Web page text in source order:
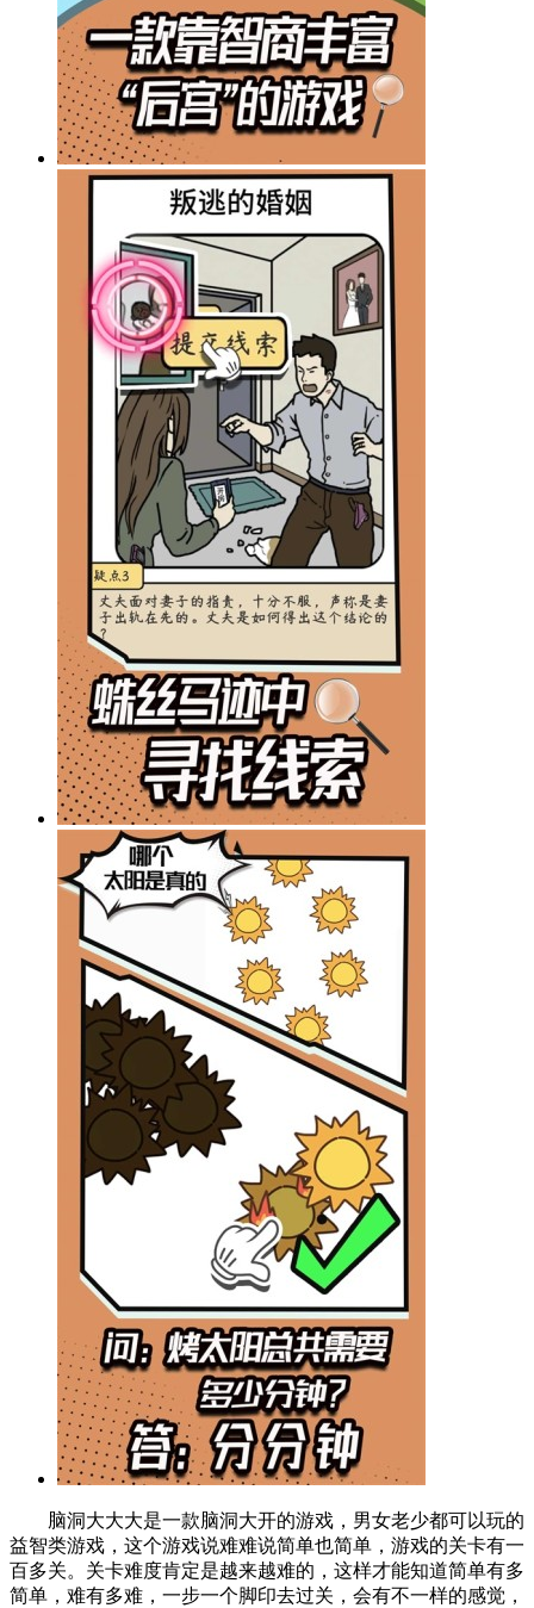
脑洞大大大是一款脑洞大开的游戏，男女老少都可以玩的
益智类游戏，这个游戏说难难说简单也简单，游戏的关卡有一
百多关。关卡难度肯定是越来越难的，这样才能知道简单有多
简单，难有多难，一步一个脚印去过关，会有不一样的感觉，